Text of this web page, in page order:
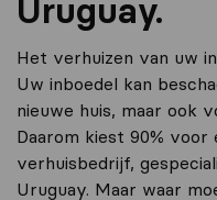
Uruguay.
Het verhuizen van uw
Uw inboedel kan
nieuwe huis, maar ook
Daarom kiest 90% voor
verhuisbedrijf,
Uruguay. Maar waar